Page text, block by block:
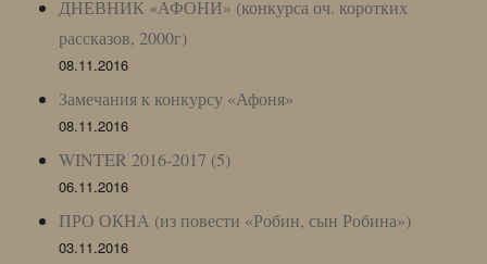
ДНЕВНИК «АФОНИ» (конкурса оч. коротких
рассказов, 2000г)
08.11.2016
Замечания к конкурсу «Афоня»
08.11.2016
WINTER 2016-2017 (5)
06.11.2016
ПРО ОКНА (из повести «Робин, сын Робина»)
03.11.2016